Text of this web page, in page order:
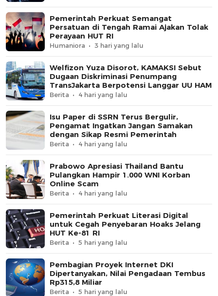
Pemerintah Perkuat Semangat
Persatuan di Tengah Ramai Ajakan Tolak
Perayaan HUT RI
Humaniora 3 hari yang lalu
Welfizon Yuza Disorot, KAMAKSI Sebut
Dugaan Diskriminasi Penumpang
TransJakarta Berpotensi Langgar UU HAM
Berita 4 hari yang lalu
Isu Paper di SSRN Terus Bergulir,
Pengamat Ingatkan Jangan Samakan
dengan Sikap Resmi Pemerintah
Berita 4 hari yang lalu
Prabowo Apresiasi Thailand Bantu
Pulangkan Hampir 1.000 WNI Korban
Online Scam
Berita 4 hari yang lalu
Pemerintah Perkuat Literasi Digital
untuk Cegah Penyebaran Hoaks Jelang
HUT Ke-81 RI
Berita 5 hari yang lalu
Pembagian Proyek Internet DKI
Dipertanyakan, Nilai Pengadaan Tembus
Rp315,8 Miliar
Berita 5 hari yang lalu